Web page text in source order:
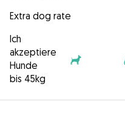
Extra dog rate
Ich
akzeptiere
Hunde
bis 45kg